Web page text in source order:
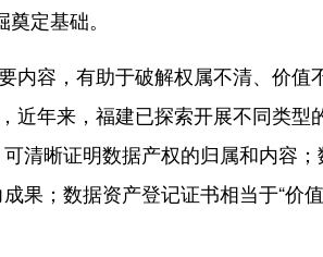
定基础。
容，有助于破解权属不清、价值
近年来，福建已探索开展不同类型
清晰证明数据产权的归属和内容
果；数据资产登记证书相当于“价